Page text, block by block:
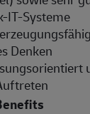
IT-Systeme
Denken